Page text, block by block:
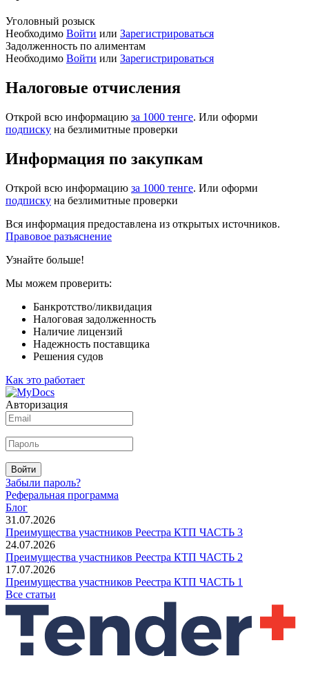
Уголовный розыск
Необходимо Войти или Зарегистрироваться
Задолженность по алиментам
Необходимо Войти или Зарегистрироваться
Налоговые отчисления
Открой всю информацию за 1000 тенге. Или оформи
подписку на безлимитные проверки
Информация по закупкам
Открой всю информацию за 1000 тенге. Или оформи
подписку на безлимитные проверки
Вся информация предоставлена из открытых источников.
Правовое разъяснение
Узнайте больше!
Мы можем проверить:
Банкротство/ликвидация
Налоговая задолженность
Наличие лицензий
Надежность поставщика
Решения судов
Как это работает
Авторизация
Войти
Забыли пароль?
Реферальная программа
Блог
31.07.2026
Преимущества участников Реестра КТП ЧАСТЬ 3
24.07.2026
Преимущества участников Реестра КТП ЧАСТЬ 2
17.07.2026
Преимущества участников Реестра КТП ЧАСТЬ 1
Все статьи